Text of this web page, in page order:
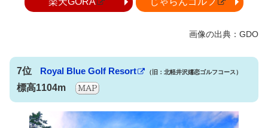
7位 Royal Blue Golf Resort （旧：北軽井沢嬬恋ゴルフコース）
標高1104m